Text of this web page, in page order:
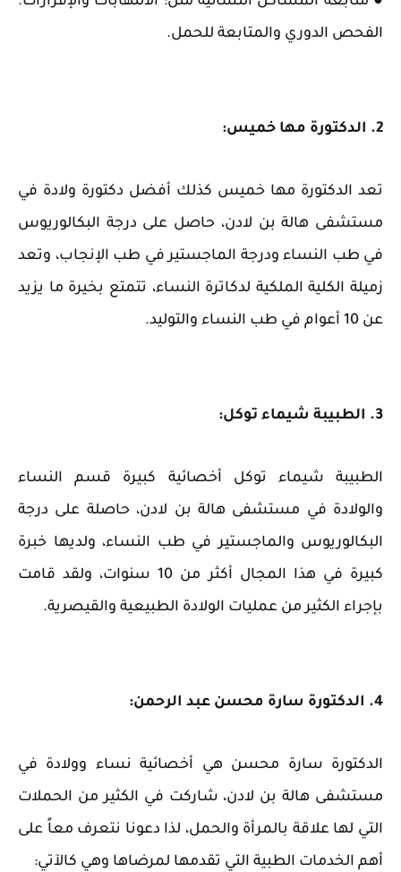
الفحص الدوري والمتابعة للحمل.
2. الدكتورة مها خميس:
تعد الدكتورة مها خميس كذلك أفضل دكتورة ولادة في
مستشفى هالة بن لادن، حاصل على درجة البكالوريوس
في طب النساء ودرجة الماجستير في طب الإنجاب، وتعد
زميلة الكلية الملكية لدكاترة النساء، تتمتع بخيرة ما يزيد
عن 10 أعوام في طب النساء والتوليد.
3. الطبيبة شيماء توكل:
الطبيبة شيماء توكل أخصائية كبيرة قسم النساء
والولادة في مستشفى هالة بن لادن، حاصلة على درجة
البكالوريوس والماجستير في طب النساء، ولديها خبرة
كبيرة في هذا المجال أكثر من 10 سنوات، ولقد قامت
بإجراء الكثير من عمليات الولادة الطبيعية والقيصرية.
4. الدكتورة سارة محسن عبد الرحمن:
الدكتورة سارة محسن هي أخصائية نساء وولادة في
مستشفى هالة بن لادن، شاركت في الكثير من الحملات
التي لها علاقة بالمرأة والحمل، لذا دعونا نتعرف معاً على
أهم الخدمات الطبية التي تقدمها لمرضاها وهي كالآتي: